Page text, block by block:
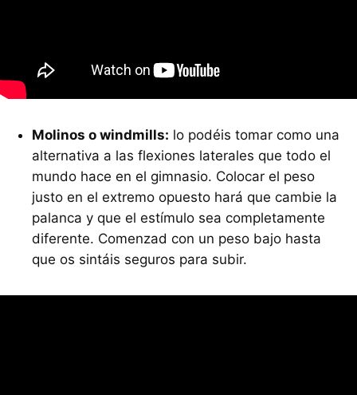
Molinos o windmills: lo podéis tomar como una
alternativa a las flexiones laterales que todo el
mundo hace en el gimnasio. Colocar el peso
justo en el extremo opuesto hará que cambie la
palanca y que el estímulo sea completamente
diferente. Comenzad con un peso bajo hasta
que os sintáis seguros para subir.